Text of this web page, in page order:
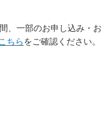
、一部のお申し込み・お
ちらをご確認ください。